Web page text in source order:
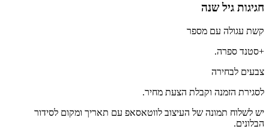
חגיגות גיל שנה
קשת עגולה עם מספר
+סטנד ספרה.
צבעים לבחירה
לסגירת הזמנה וקבלת הצעת מחיר.
יש לשלוח תמונה של העיצוב לווטאסאפ עם תאריך ומקום לסידור
הבלונים.